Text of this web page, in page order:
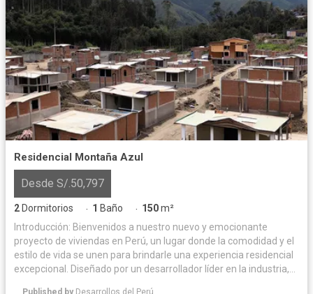
Residencial Montaña Azul
Desde S/.50,797
2 Dormitorios · 1 Baño · 150m²
Introducción: Bienvenidos a nuestro nuevo y emocionante
proyecto de viviendas en Perú, un lugar donde la comodidad y el
estilo de vida se unen para brindarle una experiencia residencial
excepcional. Diseñado por un desarrollador líder en la industria,